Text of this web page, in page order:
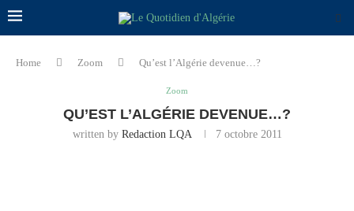
Home Zoom Qu’est l’Algérie devenue…?
Zoom
QU’EST L’ALGÉRIE DEVENUE…?
written by Redaction LQA 7 octobre 2011